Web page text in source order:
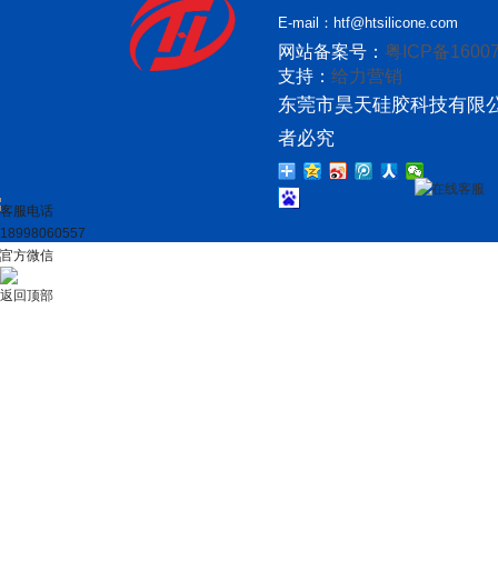
E-mail：htf@htsilicone.com
网站备案号： 粤ICP备
支持： 给力营销
东莞市昊天硅胶科技有限
者必究
在线客服
客服电话
18998060557
官方微信
返回顶部